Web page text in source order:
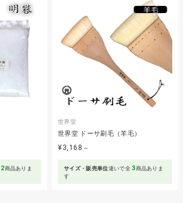
2商品ありま
世界堂
世界堂 ドーサ刷毛（羊毛）
¥3,168 ～
サイズ・販売単位違いで全3商品ありま
す